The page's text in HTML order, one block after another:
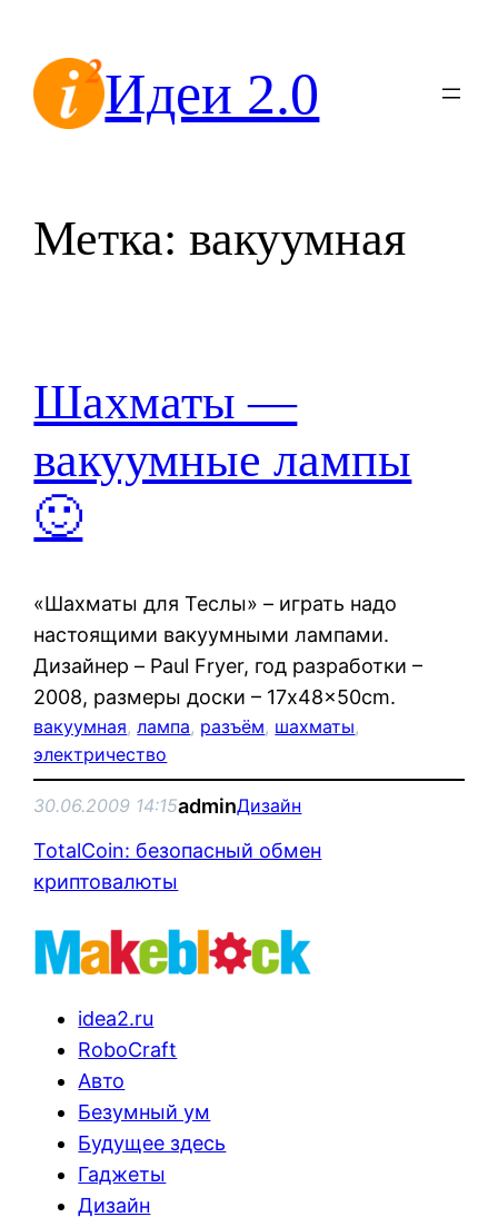
содержимомуИдеи 2.0
Метка:вакуумная
Шахматы —
вакуумные лампы
🙂
«Шахматы для Теслы» – играть надо
настоящими вакуумными лампами.
Дизайнер – Paul Fryer, год разработки –
2008, размеры доски – 17x48x50cm.
вакуумная, лампа, разъём, шахматы
электричество
30.06.2009 14:15adminДизайн
TotalCoin: безопасный обмен
криптовалюты
idea2.ru
RoboCraft
Авто
Безумный ум
Будущее здесь
Гаджеты
Дизайн